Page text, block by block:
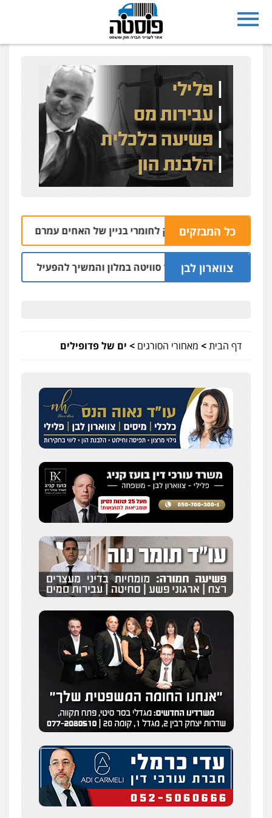
כל המבזקים
בפתח בית עסק לחומרי בניין של האחים עמרם בחדרה
צווארון לבן
חשד: שכר סוויטה במלון והמשיך להפעיל מערך הפצת
דף הבית> מאחורי הסורגים > ים של פדופילים